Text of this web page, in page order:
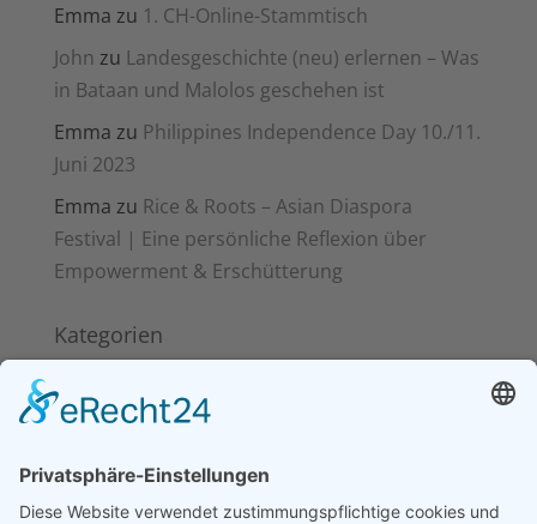
Emma zu 1. CH-Online-Stammtisch
John zu Landesgeschichte (neu) erlernen – Was
in Bataan und Malolos geschehen ist
Emma zu Philippines Independence Day 10./11.
Juni 2023
Emma zu Rice & Roots – Asian Diaspora
Festival | Eine persönliche Reflexion über
Empowerment & Erschütterung
Kategorien
News
Reisen